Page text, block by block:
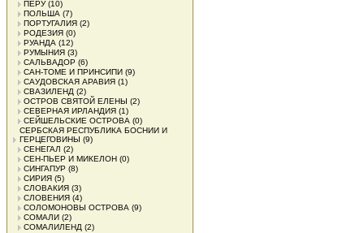
ПЕРУ(10)
ПОЛЬША (7)
ПОРТУГАЛИЯ (2)
РОДЕЗИЯ (0)
РУАНДА (12)
РУМЫНИЯ (3)
САЛЬВАДОР (6)
САН-ТОМЕ И ПРИНСИПИ (9)
САУДОВСКАЯ АРАВИЯ (1)
СВАЗИЛЕНД (2)
ОСТРОВ СВЯТОЙ ЕЛЕНЫ (2)
СЕВЕРНАЯ ИРЛАНДИЯ (1)
СЕЙШЕЛЬСКИЕ ОСТРОВА (0)
СЕРБСКАЯ РЕСПУБЛИКА БОСНИИ И
ГЕРЦЕГОВИНЫ (9)
СЕНЕГАЛ (2)
СЕН-ПЬЕР И МИКЕЛОН (0)
СИНГАПУР (8)
СИРИЯ (5)
СЛОВАКИЯ (3)
СЛОВЕНИЯ (4)
СОЛОМОНОВЫ ОСТРОВА (9)
СОМАЛИ (2)
СОМАЛИЛЕНД (2)